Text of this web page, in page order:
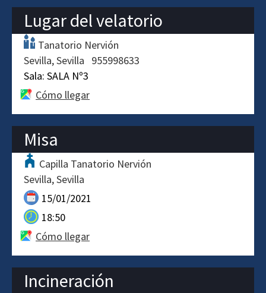
Lugar del velatorio
Tanatorio Nervión
Sevilla Sevilla
955998633
Sala: SALA Nº3
Cómo llegar
Misa
Capilla Tanatorio Nervión
Sevilla Sevilla
15/01/2021
18:50
Cómo llegar
Incineración